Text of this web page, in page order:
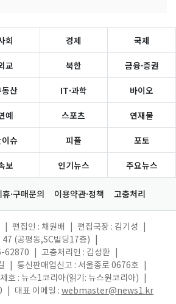
회 경제 국제
교 북한 금융·증권
산 IT·과학 바이오
예 스포츠 연재물
슈 피플 포토
보 인기뉴스 주요뉴스
·구매문의 이용약관·정책 고충처리
편집인 : 채원배 편집국장 : 김기성
47 (공평동,SC빌딩17층)
62870
고충처리인 : 김성환
통신판매업신고 : 서울종로 0676호
제호 : 뉴스1코리아(읽기: 뉴스원코리아)
대표 이메일 : webmaster@news1.kr